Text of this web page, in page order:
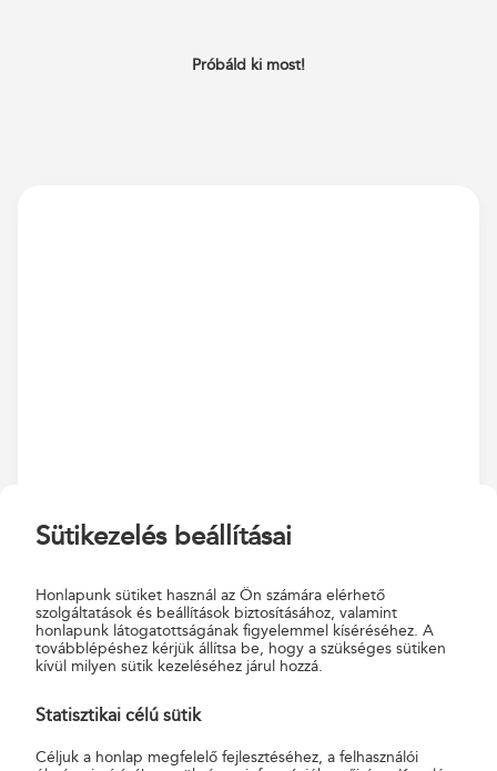
Próbáld ki most!
Töltsd le az alkalmazást okostelefonodra!
Sütikezelés beállításai
Honlapunk sütiket használ az Ön számára elérhető
szolgáltatások és beállítások biztosításához, valamint
honlapunk látogatottságának figyelemmel kíséréséhez. A
továbblépéshez kérjük állítsa be, hogy a szükséges sütiken
kívül milyen sütik kezeléséhez járul hozzá.
Statisztikai célú sütik
Céljuk a honlap megfelelő fejlesztéséhez, a felhasználói